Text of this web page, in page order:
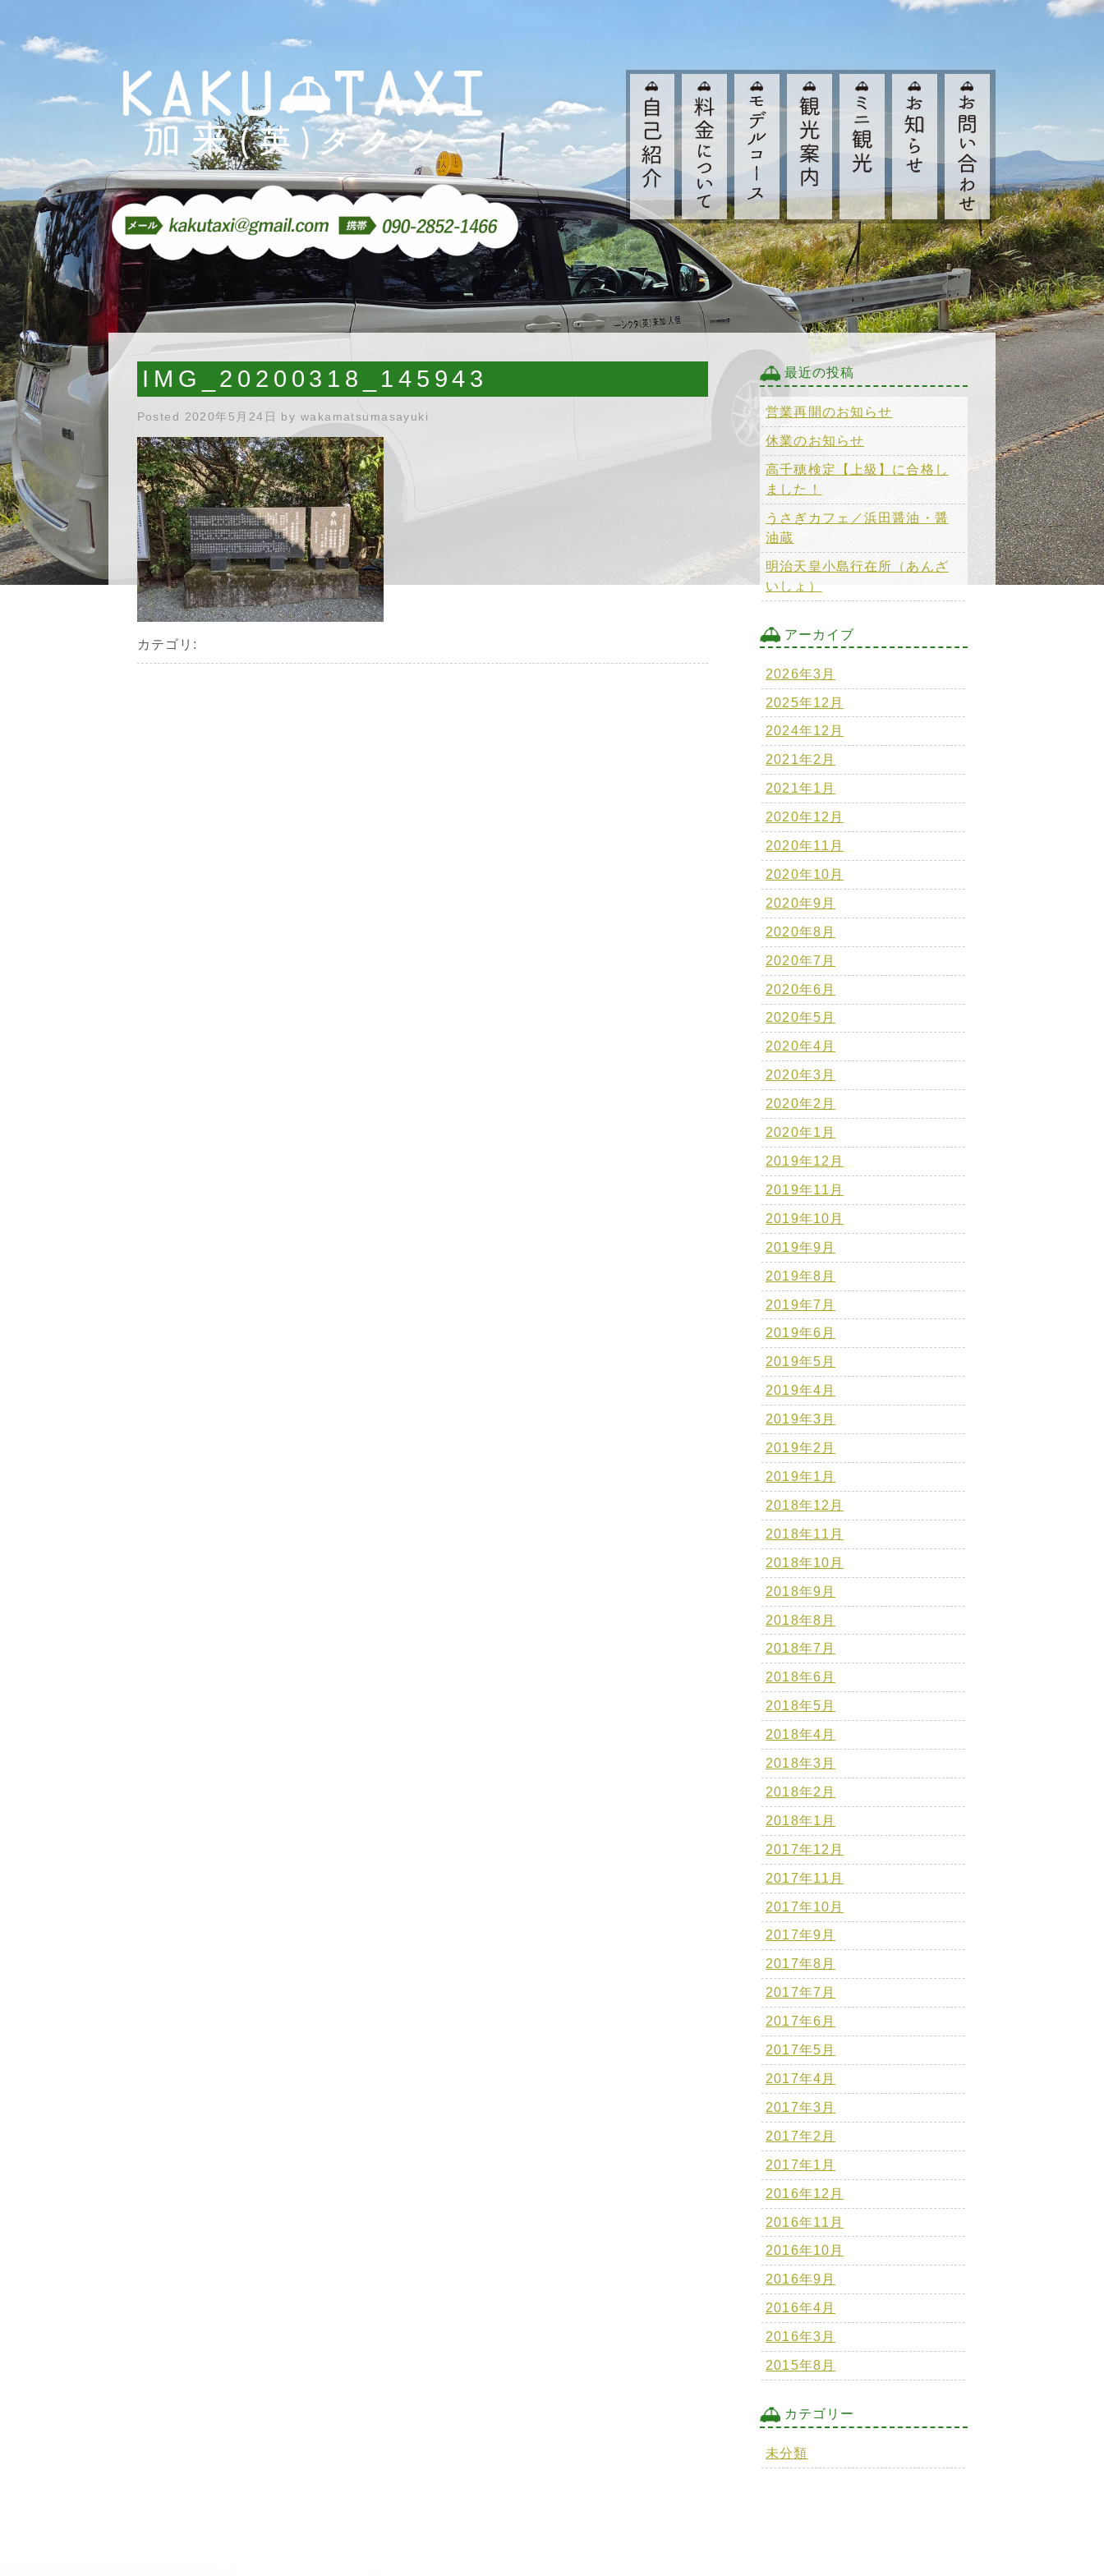
IMG_20200318_145943
Posted 2020年5月24日 by wakamatsumasayuki
カテゴリ:
最近の投稿
営業再開のお知らせ
休業のお知らせ
高千穂検定【上級】に合格し
ました！
うさぎカフェ／浜田醤油・醤
油蔵
明治天皇小島行在所（あんざ
いしょ）
アーカイブ
2026年3月
2025年12月
2024年12月
2021年2月
2021年1月
2020年12月
2020年11月
2020年10月
2020年9月
2020年8月
2020年7月
2020年6月
2020年5月
2020年4月
2020年3月
2020年2月
2020年1月
2019年12月
2019年11月
2019年10月
2019年9月
2019年8月
2019年7月
2019年6月
2019年5月
2019年4月
2019年3月
2019年2月
2019年1月
2018年12月
2018年11月
2018年10月
2018年9月
2018年8月
2018年7月
2018年6月
2018年5月
2018年4月
2018年3月
2018年2月
2018年1月
2017年12月
2017年11月
2017年10月
2017年9月
2017年8月
2017年7月
2017年6月
2017年5月
2017年4月
2017年3月
2017年2月
2017年1月
2016年12月
2016年11月
2016年10月
2016年9月
2016年4月
2016年3月
2015年8月
カテゴリー
未分類